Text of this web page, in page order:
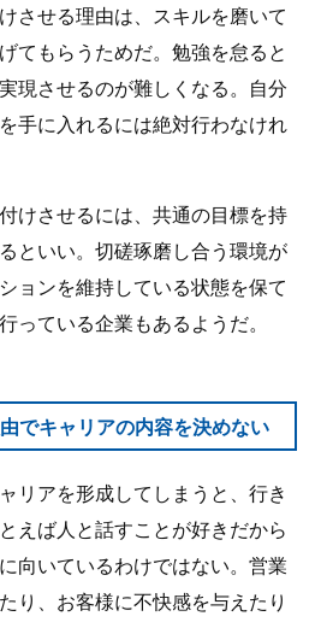
させる理由は、スキルを磨いて
てもらうためだ。勉強を怠ると
現させるのが難しくなる。自分
手に入れるには絶対行わなけれ
けさせるには、共通の目標を持
といい。切磋琢磨し合う環境が
ョンを維持している状態を保て
っている企業もあるようだ。
でキャリアの内容を決めない
リアを形成してしまうと、行き
えば人と話すことが好きだから
向いているわけではない。営業
り、お客様に不快感を与えたり